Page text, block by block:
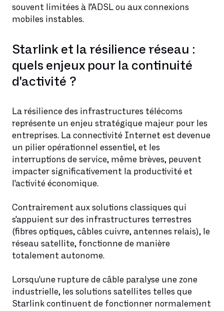
souvent limitées à l’ADSL ou aux connexions
mobiles instables.
Starlink et la résilience réseau :
quels enjeux pour la continuité
d'activité ?
La résilience des infrastructures télécoms
représente un enjeu stratégique majeur pour les
entreprises. La connectivité Internet est devenue
un pilier opérationnel essentiel, et les
interruptions de service, même brèves, peuvent
impacter significativement la productivité et
l'activité économique.
Contrairement aux solutions classiques qui
s'appuient sur des infrastructures terrestres
(fibres optiques, câbles cuivre, antennes relais), le
réseau satellite, fonctionne de manière
totalement autonome.
Lorsqu'une rupture de câble paralyse une zone
industrielle, les solutions satellites telles que
Starlink continuent de fonctionner normalement